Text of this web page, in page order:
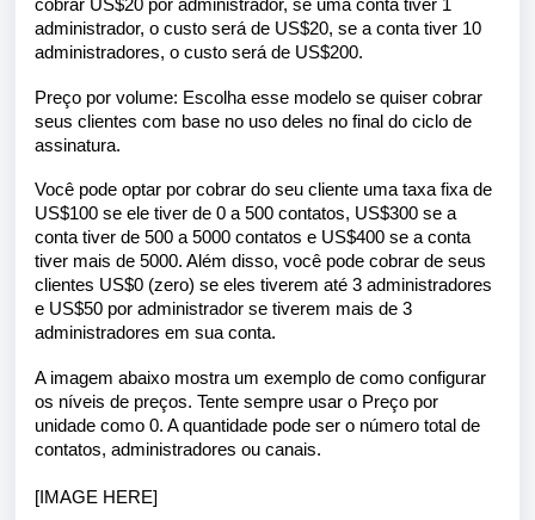
cobrar US$20 por administrador, se uma conta tiver 1
administrador, o custo será de US$20, se a conta tiver 10
administradores, o custo será de US$200.
Preço por volume: Escolha esse modelo se quiser cobrar
seus clientes com base no uso deles no final do ciclo de
assinatura.
Você pode optar por cobrar do seu cliente uma taxa fixa de
US$100 se ele tiver de 0 a 500 contatos, US$300 se a
conta tiver de 500 a 5000 contatos e US$400 se a conta
tiver mais de 5000. Além disso, você pode cobrar de seus
clientes US$0 (zero) se eles tiverem até 3 administradores
e US$50 por administrador se tiverem mais de 3
administradores em sua conta.
A imagem abaixo mostra um exemplo de como configurar
os níveis de preços. Tente sempre usar o Preço por
unidade como 0. A quantidade pode ser o número total de
contatos, administradores ou canais.
[IMAGE HERE]